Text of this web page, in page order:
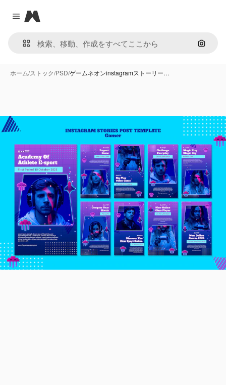
Close menu
Magnific
画像で
ホーム/ストック/PSD/ゲームネオンinstagramストーリー…